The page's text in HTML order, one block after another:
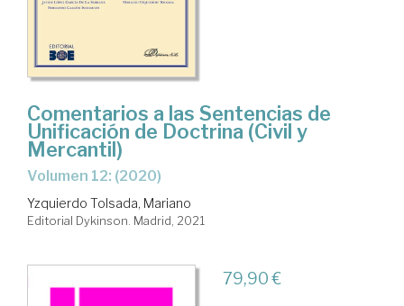
Comentarios a las Sentencias de
Unificación de Doctrina (Civil y
Mercantil)
Volumen 12: (2020)
Yzquierdo Tolsada, Mariano
Editorial Dykinson. Madrid, 2021
79,90 €